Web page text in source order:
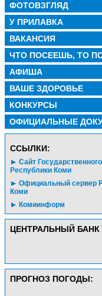
ФОТОВЗГЛЯД
У ПРИЛАВКА
ВАКАНСИЯ
ЧТО ПОСЕЕШЬ, ТО
АФИША
ВАШЕ ЗДОРОВЬЕ
КОНКУРСЫ
ОФИЦИАЛЬНЫЕ
CСЫЛКИ:
Сайт
Республики Коми
Официальный сервер
Коми
Комиинформ
ЦЕНТРАЛЬНЫЙ БАНК
ПРОГНОЗ ПОГОДЫ: